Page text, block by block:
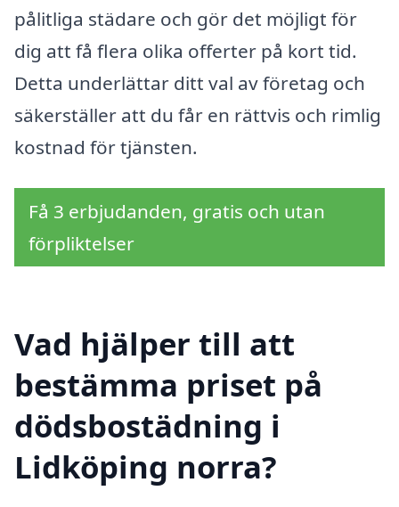
pålitliga städare och gör det möjligt för
dig att få flera olika offerter på kort tid.
Detta underlättar ditt val av företag och
säkerställer att du får en rättvis och rimlig
kostnad för tjänsten.
Få 3 erbjudanden, gratis och utan
förpliktelser
Vad hjälper till att
bestämma priset på
dödsbostädning i
Lidköping norra?